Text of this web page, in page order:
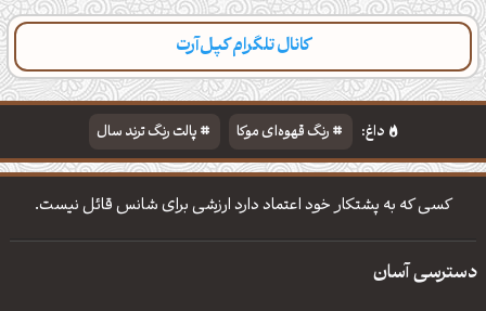
کانال تلگرام کپل‌آرت
دسته‌بندی مطالب تازه تایپوگرافی پالت‌ها
داغ: رنگ قهوه‌ای موکا
پالت رنگ ترند سال
دانلود والپیپر مذهبی
تایپوگرافی شعر مولانا
کسی که به پشتکار خود اعتماد دارد ارزشی برای شانس قائل نیست.
دسترسی آسان